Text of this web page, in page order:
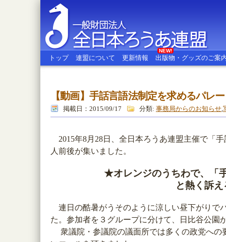
全日本ろうあ連盟
トップ 連盟について 更新情報 出版物・グッズのご案
NEW!
【動画】手話言語法制定を求めるパレ
掲載日：2015/09/17 分類: 事務局からのお知らせ,
2015年8月28日、全日本ろうあ連盟主催で「
人前後が集いました。
★オレンジのうちわで、「
と熱く訴
連日の酷暑がうそのように涼しい昼下がりで
た。参加者を３グループに分けて、日比谷公園
衆議院・参議院の議面所では多くの政党への